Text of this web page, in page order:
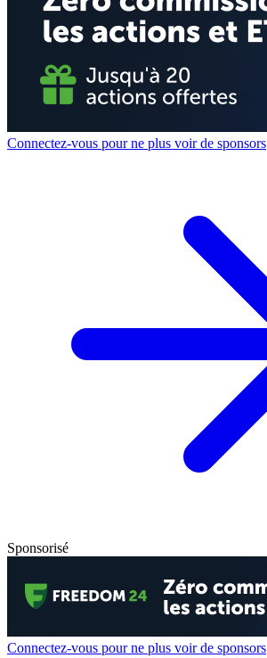
Connectez-vous pour ne plus voir de sponsors
Sponsorisé
Connectez-vous pour ne plus voir de sponsors